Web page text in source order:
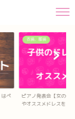
ペ
衣装、服装
ピアノ発表会【女の子
やオススメドレスを...